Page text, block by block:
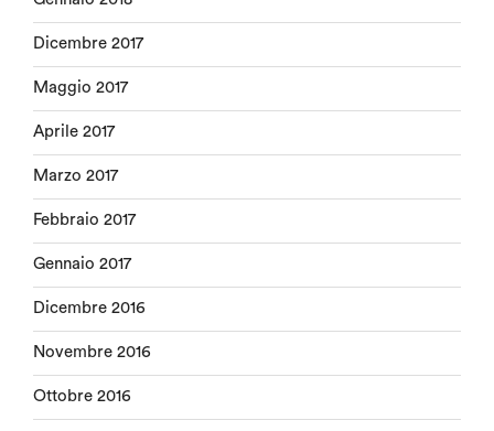
Dicembre 2017
Maggio 2017
Aprile 2017
Marzo 2017
Febbraio 2017
Gennaio 2017
Dicembre 2016
Novembre 2016
Ottobre 2016